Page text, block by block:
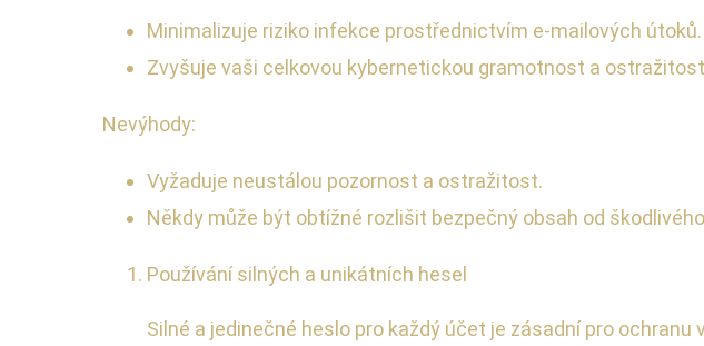
Minimalizuje riziko infekce prostřednictvím e-mailových útoků.
Zvyšuje vaši celkovou kybernetickou gramotnost a
Nevýhody:
Vyžaduje neustálou pozornost a ostražitost.
Někdy může být obtížné rozlišit bezpečný obsah od
Používání silných a unikátních hesel
Silné a jedinečné heslo pro každý účet je zásadní pro